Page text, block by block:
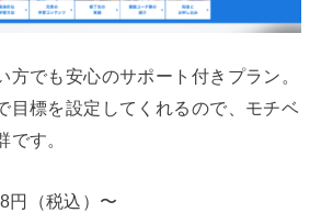
方でも安心のサポート付きプラン。
目標を設定してくれるので、モチベ
です。
円（税込）〜